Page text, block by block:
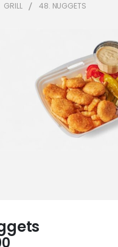
GRILL 48. NUGGETS